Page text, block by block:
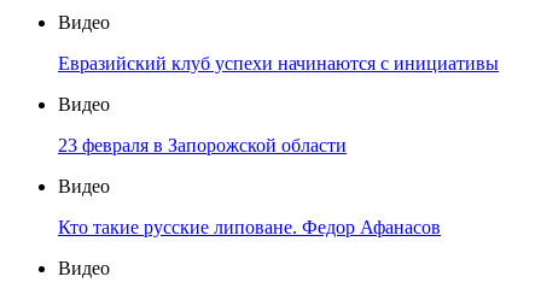
Видео
Евразийский клуб успехи начинаются с инициативы
Видео
23 февраля в Запорожской области
Видео
Кто такие русские липоване. Федор Афанасов
Видео